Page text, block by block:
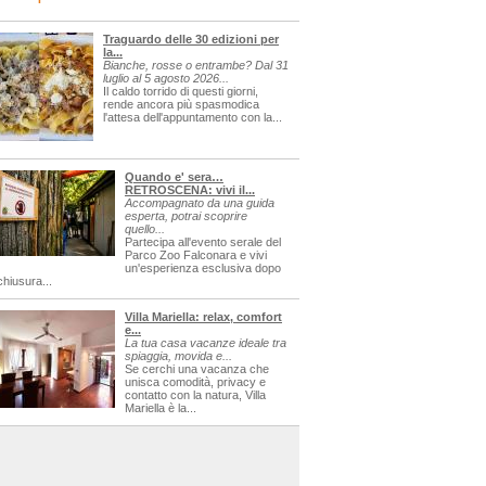
Traguardo delle 30 edizioni per
la...
Bianche, rosse o entrambe? Dal 31
luglio al 5 agosto 2026...
Il caldo torrido di questi giorni,
rende ancora più spasmodica
l'attesa dell'appuntamento con la...
Quando e' sera…
RETROSCENA: vivi il...
Accompagnato da una guida
esperta, potrai scoprire
quello...
Partecipa all'evento serale del
Parco Zoo Falconara e vivi
un'esperienza esclusiva dopo
Villa Mariella: relax, comfort
e...
La tua casa vacanze ideale tra
spiaggia, movida e...
Se cerchi una vacanza che
unisca comodità, privacy e
contatto con la natura, Villa
Mariella è la...